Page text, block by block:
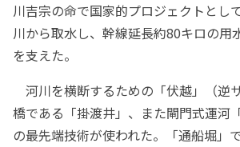
川吉宗の命で国家的プロジェクトとし
川から取水し、幹線延長約80キロの用
を支えた。
河川を横断するための「伏越」（逆
橋である「掛渡井」、また閘門式運河
の最先端技術が使われた。「通船堀」